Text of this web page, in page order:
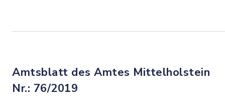
Amtsblatt des Amtes Mittelholstein
Nr.: 76/2019